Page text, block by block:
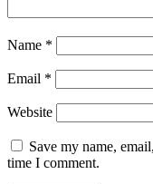
Name *
Email *
Website
Save my name,
time I comment.